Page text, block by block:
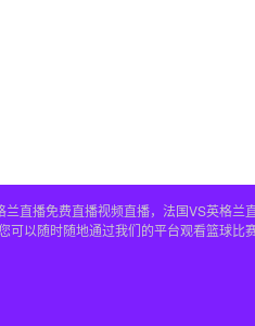
播免费直播视频直播，法国VS英格兰
以随时随地通过我们的平台观看篮球比